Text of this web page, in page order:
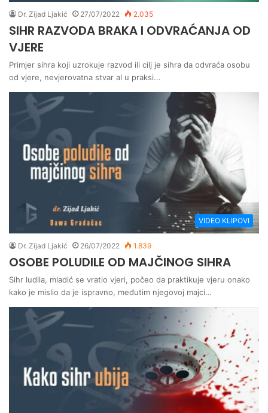
Dr. Zijad Ljakić 27/07/2022 2.035
SIHR RAZVODA BRAKA I ODVRAĆANJA OD
VJERE
Primjer sihra koji uzrokuje razvod ili cilj je sihra da odvraća osobu
od vjere, nevjerovatna stvar al u praksi...
VIDEO KLIPOVI
Dr. Zijad Ljakić 26/07/2022 1.839
OSOBE POLUDILE OD MAJČINOG SIHRA
Sihr ludila, mladić se vratio vjeri, počeo da praktikuje vjeru onako
kako je mislio da je ispravno, međutim njegovoj majci…